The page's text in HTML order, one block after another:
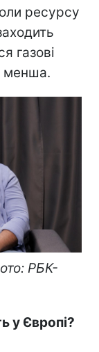
ресурсу
газові
менша.
РБК-
у Європі?